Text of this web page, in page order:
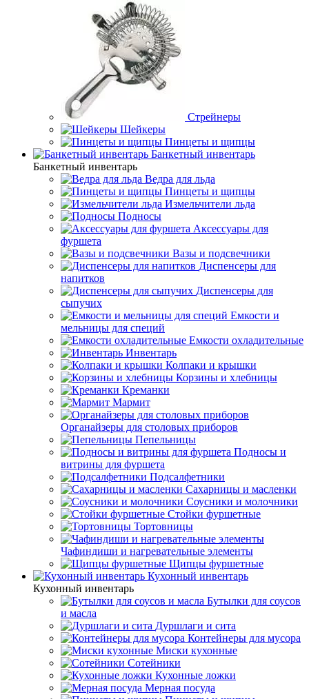
Стрейнеры
Шейкеры
Пинцеты и щипцы
Банкетный инвентарь
Банкетный инвентарь
Ведра для льда
Пинцеты и щипцы
Измельчители льда
Подносы
Аксессуары для
фуршета
Вазы и подсвечники
Диспенсеры для
напитков
Диспенсеры для
сыпучих
Емкости и
мельницы для специй
Емкости охладительные
Инвентарь
Колпаки и крышки
Корзины и хлебницы
Креманки
Мармит
Органайзеры для столовых приборов
Пепельницы
Подносы и
витрины для фуршета
Подсалфетники
Сахарницы и масленки
Соусники и молочники
Стойки фуршетные
Тортовницы
Чафиндиши и нагревательные элементы
Щипцы фуршетные
Кухонный инвентарь
Кухонный инвентарь
Бутылки для соусов
и масла
Дуршлаги и сита
Контейнеры для мусора
Миски кухонные
Сотейники
Кухонные ложки
Мерная посуда